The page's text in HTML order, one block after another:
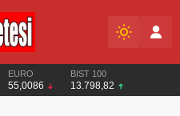
EURO
55,0086
BIST 100
13.798,82